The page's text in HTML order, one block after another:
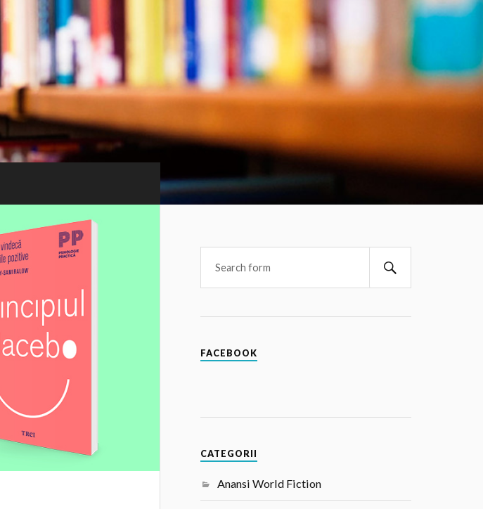
FACEBOOK
CATEGORII
Anansi World Fiction